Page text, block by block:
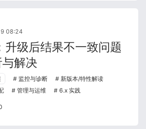
08:24
升级后结果不一致问题
解决
监控与诊断
新版本/特性解读
管理与运维 6.x 实践